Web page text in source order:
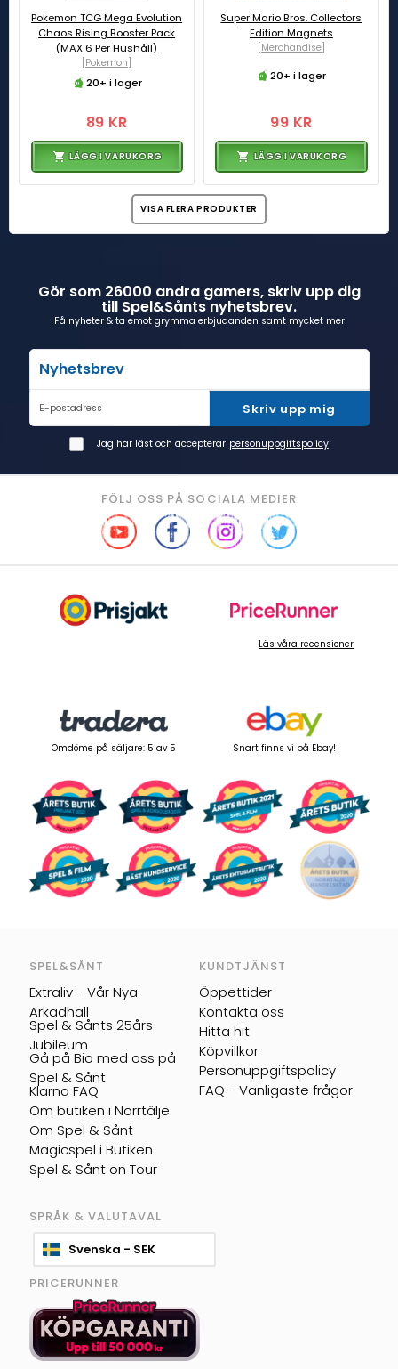
Pokemon TCG Mega Evolution
Chaos Rising Booster Pack
(MAX 6 Per Hushåll)
[Pokemon]
20+ i lager
89 KR
LÄGG I VARUKORG
Super Mario Bros. Collectors
Edition Magnets
[Merchandise]
20+ i lager
99 KR
LÄGG I VARUKORG
VISA FLERA PRODUKTER
Gör som 26000 andra gamers, skriv upp dig
till Spel&Sånts nyhetsbrev.
Få nyheter & ta emot grymma erbjudanden samt mycket mer
Nyhetsbrev
E-postadress Skriv upp mig
Jag har läst och accepterar personuppgiftspolicy
FÖLJ OSS PÅ SOCIALA MEDIER
Läs våra recensioner
Omdöme på säljare: 5 av 5 Snart finns vi på Ebay!
SPEL&SÅNT
Extraliv - Vår Nya
Arkadhall
Spel & Sånts 25års
Jubileum
Gå på Bio med oss på
Spel & Sånt
Klarna FAQ
Om butiken i Norrtälje
Om Spel & Sånt
Magicspel i Butiken
Spel & Sånt on Tour
KUNDTJÄNST
Öppettider
Kontakta oss
Hitta hit
Köpvillkor
Personuppgiftspolicy
FAQ - Vanligaste frågor
SPRÅK & VALUTAVAL
Svenska - SEK
PRICERUNNER